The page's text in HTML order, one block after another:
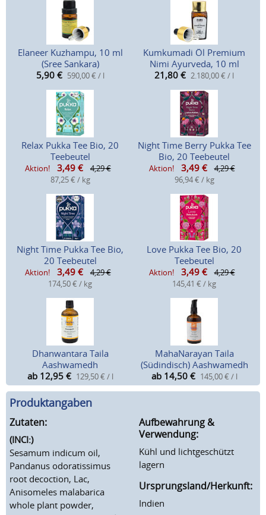
Elaneer Kuzhampu, 10 ml
(Sree Sankara)
5,90 € 590,00 € / l
Kumkumadi Öl Premium
Nimi Ayurveda, 10 ml
21,80 € 2.180,00 € / l
Relax Pukka Tee Bio, 20
Teebeutel
Aktion! 3,49 €
4,29 €
87,25 € / kg
Night Time Berry Pukka Tee
Bio, 20 Teebeutel
Aktion! 3,49 €
4,29 €
96,94 € / kg
Night Time Pukka Tee Bio,
20 Teebeutel
Aktion! 3,49 €
4,29 €
174,50 € / kg
Love Pukka Tee Bio, 20
Teebeutel
Aktion! 3,49 €
4,29 €
145,41 € / kg
Dhanwantara Taila
Aashwamedh
ab 12,95 € 129,50 € / l
MahaNarayan Taila
(Südindisch) Aashwamedh
ab 14,50 € 145,00 € / l
Produktangaben
Zutaten:
(INCI:)
Sesamum indicum oil,
Pandanus odoratissimus
root decoction, Lac,
Anisomeles malabarica
whole plant powder,
Aufbewahrung &
Verwendung:
Kühl und lichtgeschützt
lagern
Ursprungsland/Herkunft:
Indien